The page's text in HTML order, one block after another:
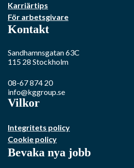
Karriärtips
För arbetsgivare
Kontakt
Sandhamnsgatan 63C
115 28 Stockholm
08-67 874 20
info@kggroup.se
Vilkor
Integritets policy
Cookie policy
Bevaka nya jobb